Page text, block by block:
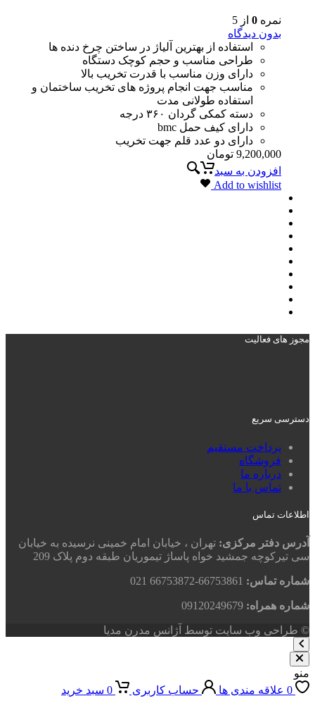
نمره 0 از 5
بدون دیدگاه
استفاده از بهترین آلیاژ در ساختن چرخ دنده ها
طراحی مناسب و حجم کوچک دستگاه
دارای وزن مناسب با قدرت تخریب بالا
مناسب جهت انجام پروژه های تخریب ساختمان و
استفاده طولانی مدت
دسته کمکی گردان ۳۶۰ درجه
دارای کیف حمل bmc
دارای دو عدد قلم جهت تخریب
9,200,000 تومان
افزودن به سبد
Add to wishlist
مجوز های فعالیت
دسترسی سریع
پرداخت مستقیم
فروشگاه
درباره ما
تماس با ما
اطلاعات تماس
آدرس دفتر مرکزی: تهران ، خیابان امام خمینی نرسیده به خیابان
سی تیرکوچه جمشید خواه پاساژ تیموریان طبقه دوم پلاک 209
شماره تماس:
شماره همراه:
© طراحی وب سایت توسط آژانس مدرن مدیا
منو
0 علاقه مندی ها حساب کاربری 0 سبد خرید